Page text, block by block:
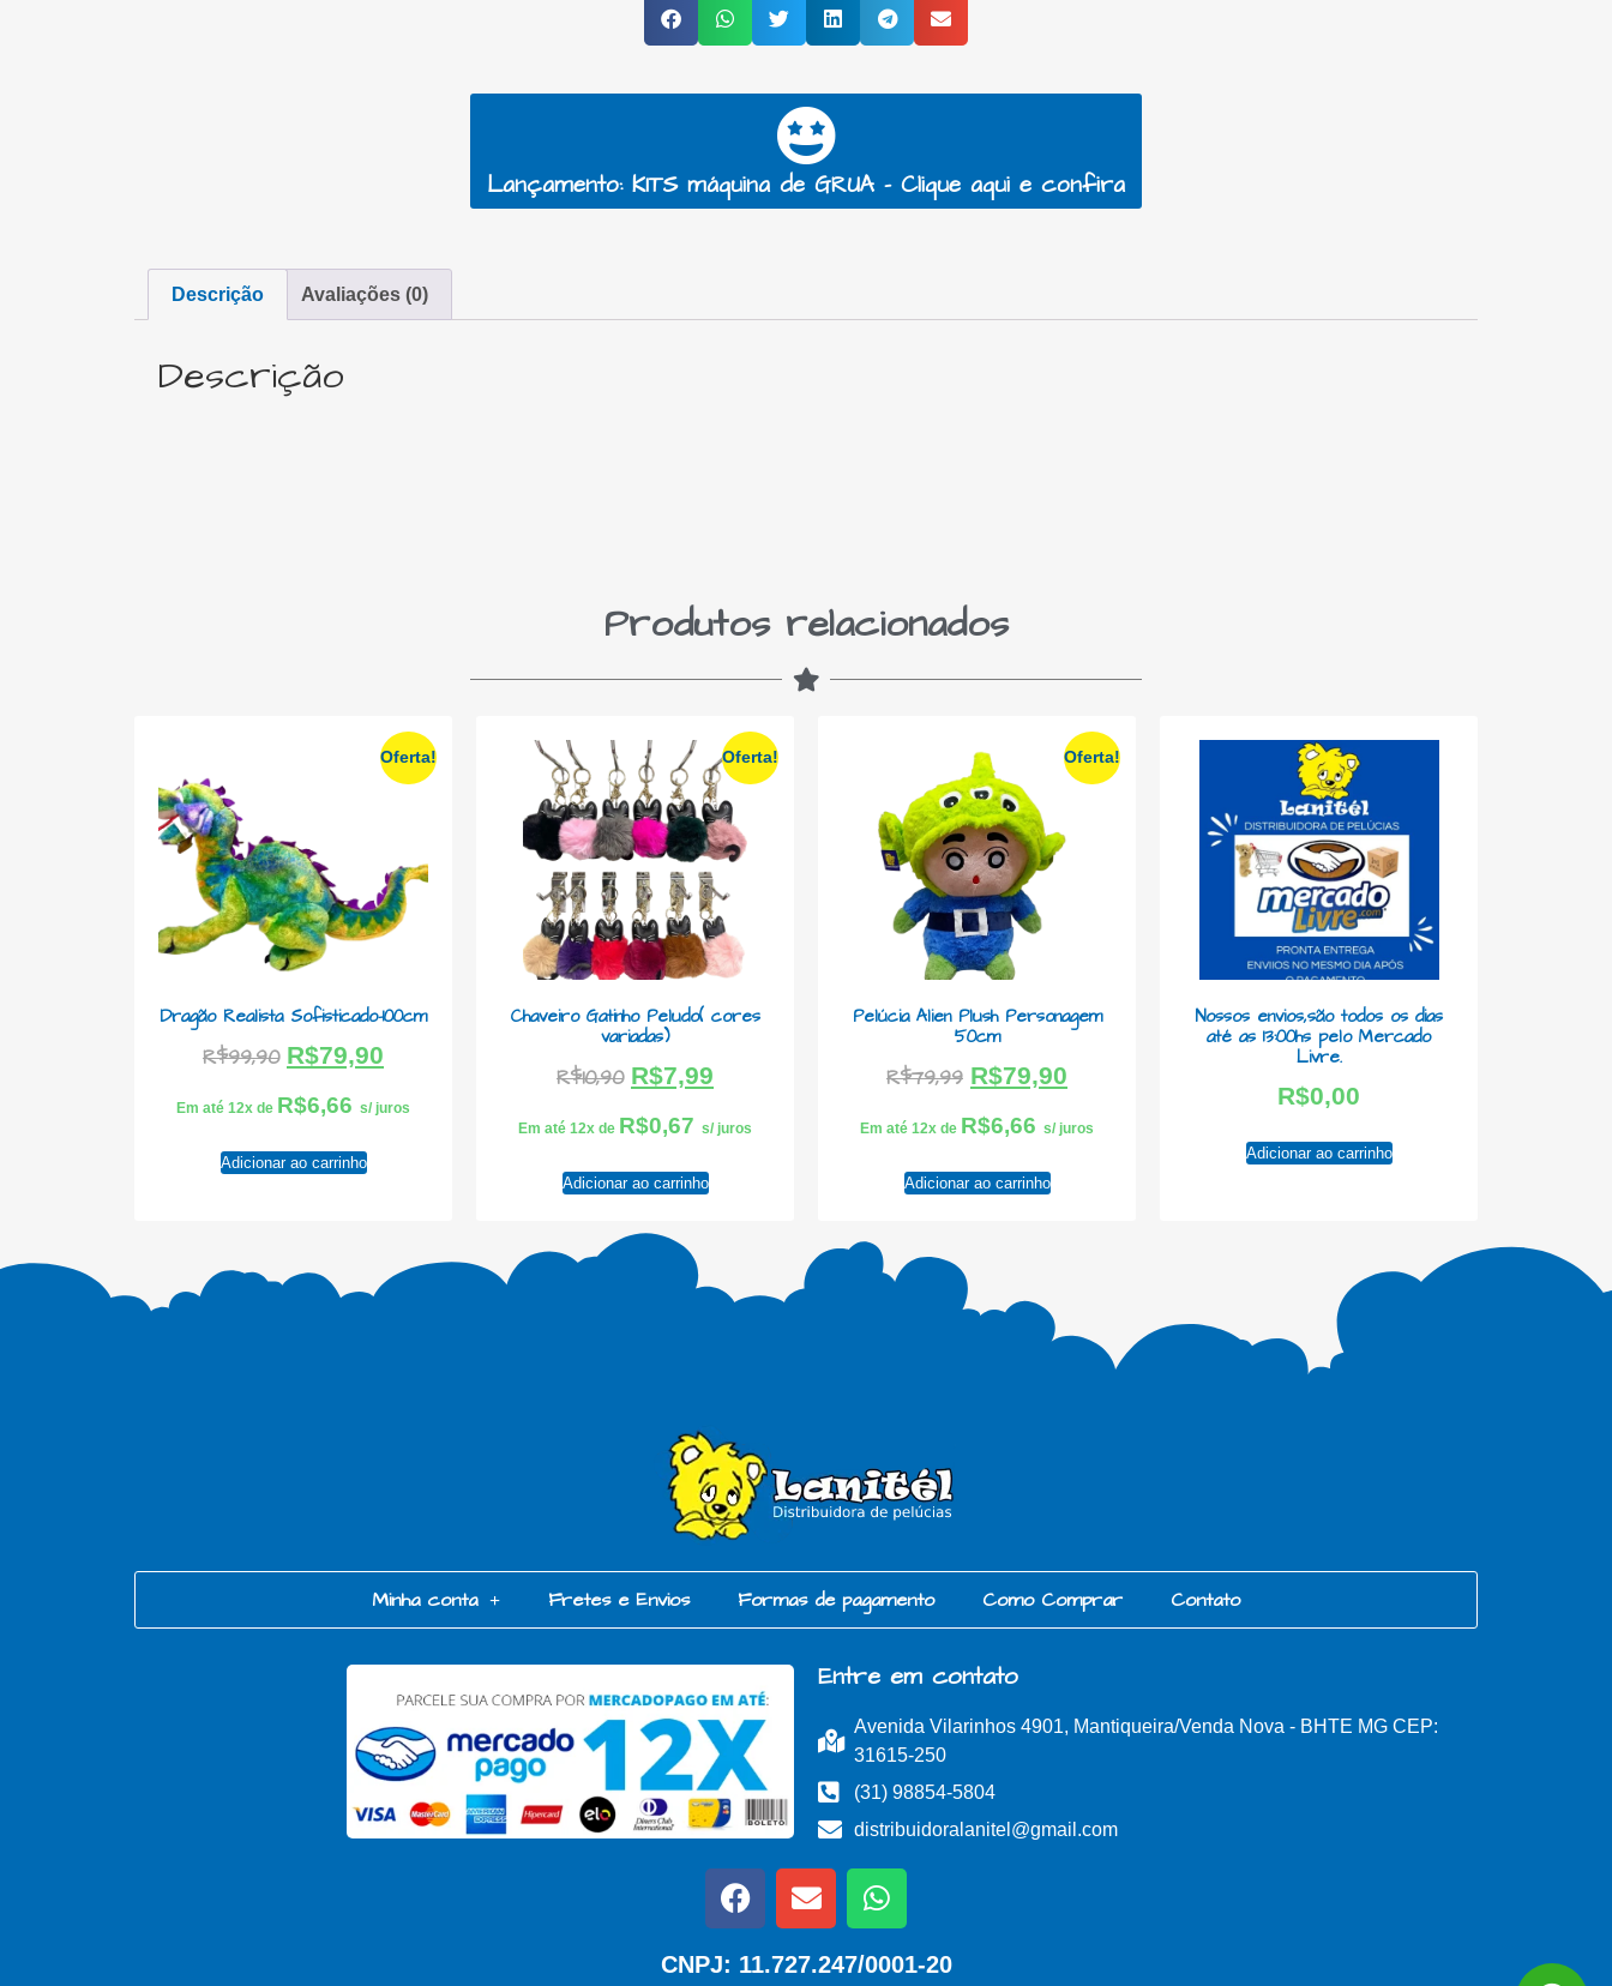
Lançamento: KITS máquina de GRUA - Clique aqui e confira
Descrição Avaliações (0)
Descrição
Produtos relacionados
Oferta!
Dragão Realista Sofisticado-100cm
R$99,90 R$79,90
Em até 12x de R$6,66 s/ juros
Adicionar ao carrinho
Oferta!
Chaveiro Gatinho Peludo( cores
variadas)
R$10,90 R$7,99
Em até 12x de R$0,67 s/ juros
Adicionar ao carrinho
Oferta!
Pelúcia Alien Plush Personagem
50cm
R$79,99 R$79,90
Em até 12x de R$6,66 s/ juros
Adicionar ao carrinho
Nossos envios,são todos os dias
até as 13:00hs pelo Mercado
Livre.
R$0,00
Adicionar ao carrinho
Minha conta Fretes e Envios Formas de pagamento Como Comprar Contato
Entre em contato
Avenida Vilarinhos 4901, Mantiqueira/Venda Nova - BHTE MG CEP:
31615-250
(31) 98854-5804
distribuidoralanitel@gmail.com
CNPJ: 11.727.247/0001-20